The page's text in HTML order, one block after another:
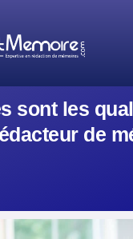
sont les
de